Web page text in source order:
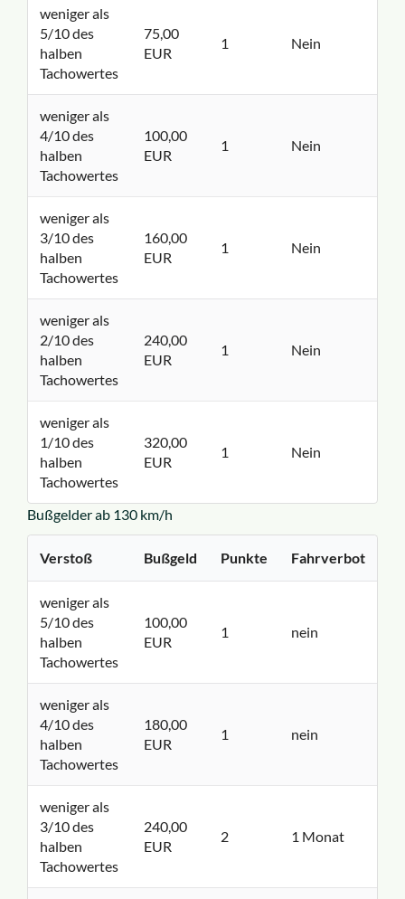
weniger als
5/10 des
halben
Tachowertes
75,00
EUR
1 Nein
weniger als
4/10 des
halben
Tachowertes
100,00
EUR
1 Nein
weniger als
3/10 des
halben
Tachowertes
160,00
EUR
1 Nein
weniger als
2/10 des
halben
Tachowertes
240,00
EUR
1 Nein
weniger als
1/10 des
halben
Tachowertes
320,00
EUR
1 Nein
Bußgelder ab 130 km/h
Verstoß Bußgeld Punkte Fahrverbot
weniger als
5/10 des
halben
Tachowertes
100,00
EUR
1 nein
weniger als
4/10 des
halben
Tachowertes
180,00
EUR
1 nein
weniger als
3/10 des
halben
Tachowertes
240,00
EUR
2 1 Monat